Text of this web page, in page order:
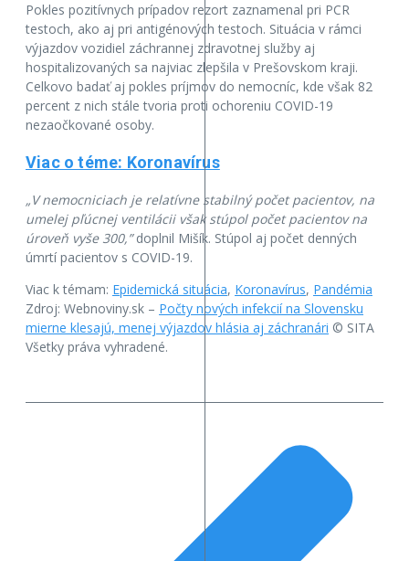
Pokles pozitívnych prípadov rezort zaznamenal pri PCR
testoch, ako aj pri antigénových testoch. Situácia v rámci
výjazdov vozidiel záchrannej zdravotnej služby aj
hospitalizovaných sa najviac zlepšila v Prešovskom kraji.
Celkovo badať aj pokles príjmov do nemocníc, kde však 82
percent z nich stále tvoria proti ochoreniu COVID-19
nezaočkované osoby.
Viac o téme: Koronavírus
„V nemocniciach je relatívne stabilný počet pacientov, na
umelej pľúcnej ventilácii však stúpol počet pacientov na
úroveň vyše 300,”doplnil Mišík. Stúpol aj počet denných
úmrtí pacientov s COVID-19.
Viac k témam: Epidemická situácia, Koronavírus, Pandémia
Zdroj: Webnoviny.sk – Počty nových infekcií na Slovensku
mierne klesajú, menej výjazdov hlásia aj záchranári © SITA
Všetky práva vyhradené.